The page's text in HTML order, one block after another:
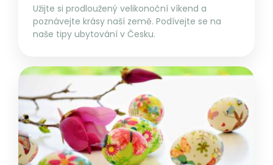
Užijte si prodloužený velikonoční víkend a
poznávejte krásy naší země. Podívejte se na
naše tipy ubytování v Česku.